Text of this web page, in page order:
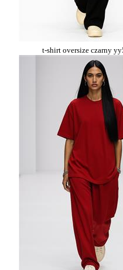
t-shirt oversize czarny